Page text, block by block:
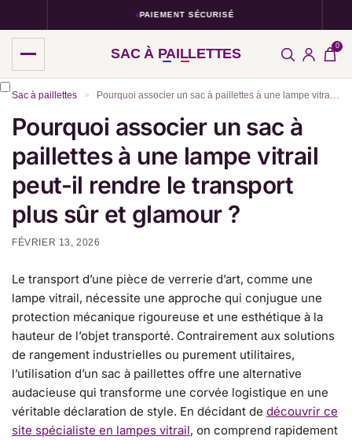
PAIEMENT SÉCURISÉ
SAC À PAILLETTES 0
Sac à paillettes » Pourquoi associer un sac à paillettes à une lampe vitrail peut-il rendre le transport plus sûr et glamour ?
Pourquoi associer un sac à
paillettes à une lampe vitrail
peut-il rendre le transport
plus sûr et glamour ?
FÉVRIER 13, 2026
Le transport d’une pièce de verrerie d’art, comme une
lampe vitrail, nécessite une approche qui conjugue une
protection mécanique rigoureuse et une esthétique à la
hauteur de l’objet transporté. Contrairement aux solutions
de rangement industrielles ou purement utilitaires,
l’utilisation d’un sac à paillettes offre une alternative
audacieuse qui transforme une corvée logistique en une
véritable déclaration de style. En décidant de découvrir ce
site spécialiste en lampes vitrail, on comprend rapidement